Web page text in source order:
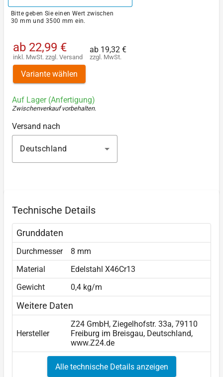
Bitte geben Sie einen Wert zwischen
30 mm und 3500 mm ein.
ab 22,99 €
inkl. MwSt. zzgl. Versand
ab 19,32 €
zzgl. MwSt.
Variante wählen
Auf Lager (Anfertigung)
Zwischenverkauf vorbehalten.
Versand nach
Deutschland
Technische Details
Grunddaten
Durchmesser
8 mm
Material
Edelstahl X46Cr13
Gewicht
0,4 kg/m
Weitere Daten
Hersteller
Z24 GmbH, Ziegelhofstr. 33a, 79110
Freiburg im Breisgau, Deutschland,
www.Z24.de
Alle technische Details anzeigen